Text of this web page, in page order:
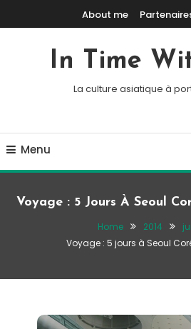
Skip To ContentAbout me
In Time
La culture asiatique à
Menu
Voyage : 5 Jours À Seoul
Home 2014
Voyage : 5 jours à Seoul